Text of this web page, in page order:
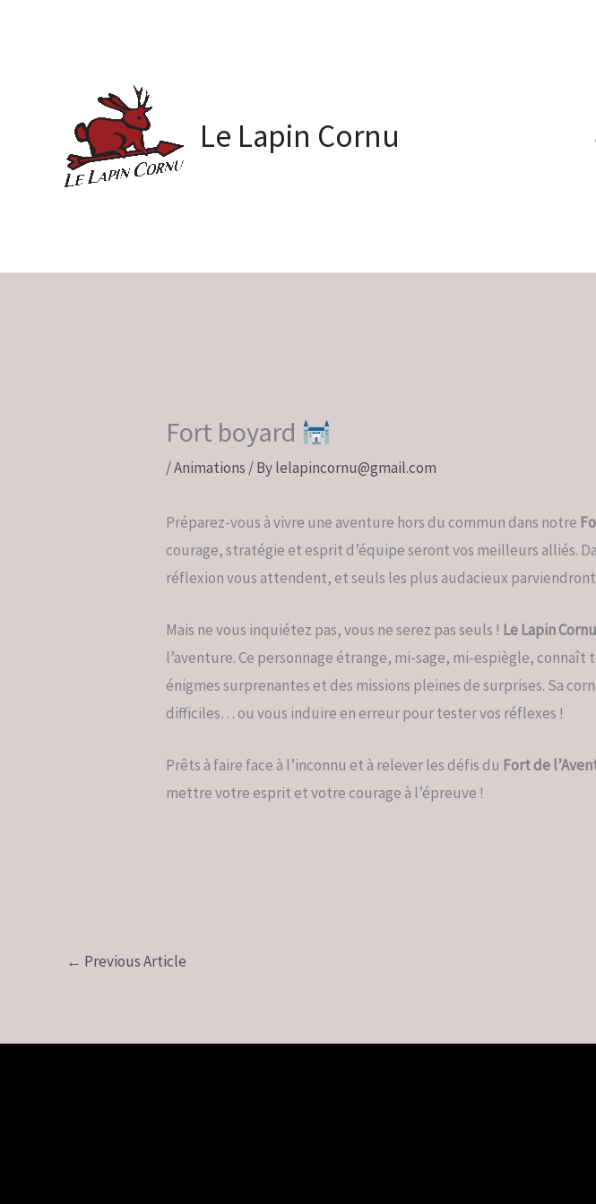
Le Lapin Cornu
Fort boyard
/Animations / Bylelapincornu@gmail.com
Préparez-vous à vivre une aventure hors du commun dans notre
courage, stratégie et esprit d’équipe seront vos meilleurs alliés.
réflexion vous attendent, et seuls les plus audacieux
Mais ne vous inquiétez pas, vous ne serez pas seuls ! Le Lapin Cornu
l’aventure. Ce personnage étrange, mi-sage, mi-espiègle,
énigmes surprenantes et des missions pleines de surprises. Sa
difficiles… ou vous induire en erreur pour tester vos réflexes !
Prêts à faire face à l’inconnu et à relever les défis du Fort de
mettre votre esprit et votre courage à l’épreuve !
← Previous Article